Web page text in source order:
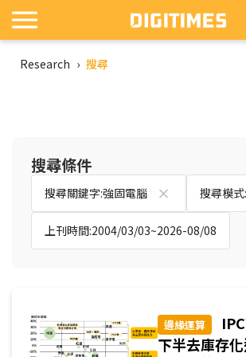
Research › 搜尋
搜尋條件
搜尋關鍵字:強固電腦 搜尋模
上刊時間:2004/03/03~2026-08/08
邊緣運算
下半去庫存